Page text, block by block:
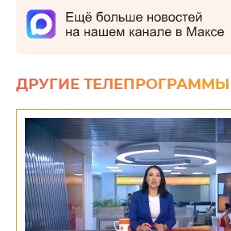
ДРУГИЕ ТЕЛЕПРОГРАММЫ